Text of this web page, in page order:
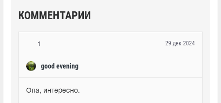
КОММЕНТАРИИ
1
good evening
29 дек 2024
Опа, интересно.